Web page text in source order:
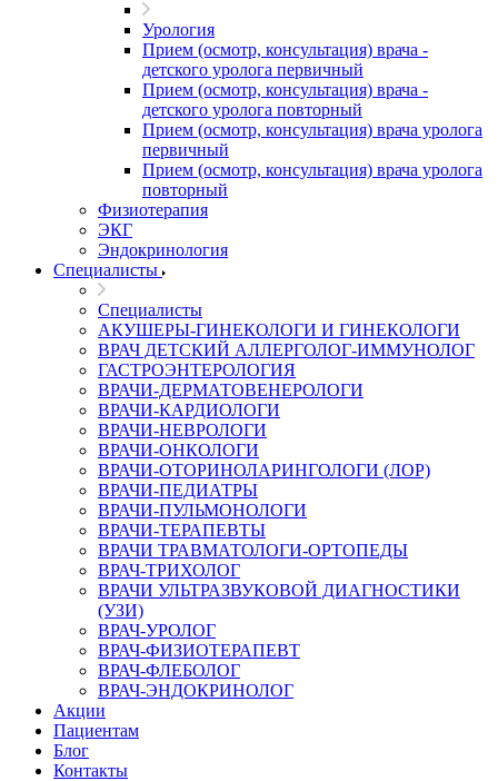
Урология
Прием (осмотр, консультация) врача -
детского уролога первичный
Прием (осмотр, консультация) врача -
детского уролога повторный
Прием (осмотр, консультация) врача уролога
первичный
Прием (осмотр, консультация) врача уролога
повторный
Физиотерапия
ЭКГ
Эндокринология
Специалисты
Специалисты
АКУШЕРЫ-ГИНЕКОЛОГИ И ГИНЕКОЛОГИ
ВРАЧ ДЕТСКИЙ АЛЛЕРГОЛОГ-ИММУНОЛОГ
ГАСТРОЭНТЕРОЛОГИЯ
ВРАЧИ-ДЕРМАТОВЕНЕРОЛОГИ
ВРАЧИ-КАРДИОЛОГИ
ВРАЧИ-НЕВРОЛОГИ
ВРАЧИ-ОНКОЛОГИ
ВРАЧИ-ОТОРИНОЛАРИНГОЛОГИ (ЛОР)
ВРАЧИ-ПЕДИАТРЫ
ВРАЧИ-ПУЛЬМОНОЛОГИ
ВРАЧИ-ТЕРАПЕВТЫ
ВРАЧИ ТРАВМАТОЛОГИ-ОРТОПЕДЫ
ВРАЧ-ТРИХОЛОГ
ВРАЧИ УЛЬТРАЗВУКОВОЙ ДИАГНОСТИКИ
(УЗИ)
ВРАЧ-УРОЛОГ
ВРАЧ-ФИЗИОТЕРАПЕВТ
ВРАЧ-ФЛЕБОЛОГ
ВРАЧ-ЭНДОКРИНОЛОГ
Акции
Пациентам
Блог
Контакты